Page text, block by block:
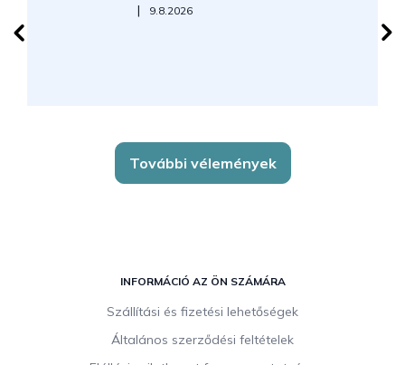
Az áruház értékelése 5-ből 5 csillag.
| 9.8.2026
További vélemények
INFORMÁCIÓ AZ ÖN SZÁMÁRA
Szállítási és fizetési lehetőségek
Általános szerződési feltételek